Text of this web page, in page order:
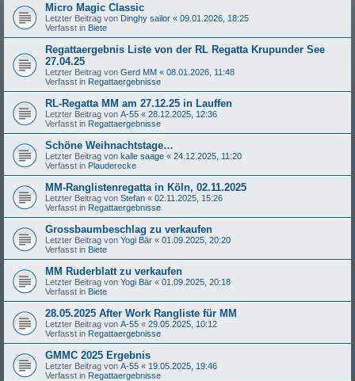
Micro Magic Classic
Letzter Beitrag von Dinghy sailor « 09.01.2026, 18:25
Verfasst in Biete
Regattaergebnis Liste von der RL Regatta Krupunder See
27.04.25
Letzter Beitrag von Gerd MM « 08.01.2026, 11:48
Verfasst in Regattaergebnisse
RL-Regatta MM am 27.12.25 in Lauffen
Letzter Beitrag von A-55 « 28.12.2025, 12:36
Verfasst in Regattaergebnisse
Schöne Weihnachtstage…
Letzter Beitrag von kalle saage « 24.12.2025, 11:20
Verfasst in Plauderecke
MM-Ranglistenregatta in Köln, 02.11.2025
Letzter Beitrag von Stefan « 02.11.2025, 15:26
Verfasst in Regattaergebnisse
Grossbaumbeschlag zu verkaufen
Letzter Beitrag von Yogi Bär « 01.09.2025, 20:20
Verfasst in Biete
MM Ruderblatt zu verkaufen
Letzter Beitrag von Yogi Bär « 01.09.2025, 20:18
Verfasst in Biete
28.05.2025 After Work Rangliste für MM
Letzter Beitrag von A-55 « 29.05.2025, 10:12
Verfasst in Regattaergebnisse
GMMC 2025 Ergebnis
Letzter Beitrag von A-55 « 19.05.2025, 19:46
Verfasst in Regattaergebnisse